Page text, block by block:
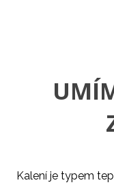
Kalení je typem